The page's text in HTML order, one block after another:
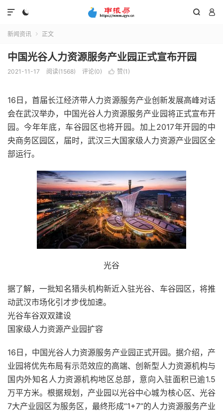
  

新闻资讯  正文
中国光谷人力资源服务产业园正式宣布开园
2021-11-17 阅读(1568) 评论(0)  赞(1 )
16日，首届长江经济带人力资源服务产业创新发展高峰对话
会在武汉举办，中国光谷人力资源服务产业园将正式宣布开
园。今年年底，车谷园区也将开园。加上2017年开园的中
央商务区园区，届时，武汉三大国家级人力资源产业园区全
部运行。
光谷
据了解，一批知名猎头机构新近入驻光谷、车谷园区，将推
动武汉市场化引才步伐加速。
光谷车谷双双建设
国家级人力资源产业园扩容
16日，中国光谷人力资源服务产业园正式开园。据介绍，产
业园将优先布局有示范效应的高端、创新型人力资源机构与
国内外知名人力资源机构地区总部，意向入驻面积已逾1.5
万平方米。根据规划，产业园以光谷中心城为核心区、光谷
7大产业园区为服务区，最终形成“1+7”的人力资源服务产业